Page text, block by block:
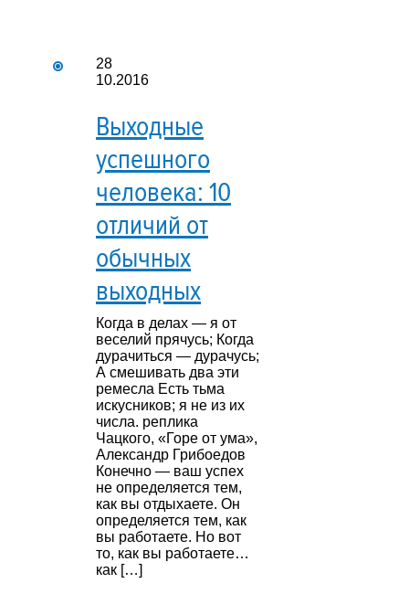
28
10.2016
Выходные
успешного
человека: 10
отличий от
обычных
выходных
Когда в делах — я от
веселий прячусь; Когда
дурачиться — дурачусь;
А смешивать два эти
ремесла Есть тьма
искусников; я не из их
числа. реплика
Чацкого, «Горе от ума»,
Александр Грибоедов
Конечно — ваш успех
не определяется тем,
как вы отдыхаете. Он
определяется тем, как
вы работаете. Но вот
то, как вы работаете…
как […]